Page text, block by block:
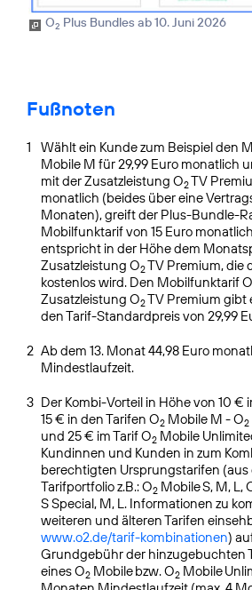
O2 Plus Bundles ab 10. Juni 2026
Fußnoten
1 Wählt ein Kunde zum Beispiel den
Mobile M für 29,99 Euro monatlich
mit der Zusatzleistung O2TV
monatlich (beides über eine
Monaten), greift der Plus-Bundle-
Mobilfunktarif von 15 Euro
entspricht in der Höhe dem
Zusatzleistung O2TV Premium, die
kostenlos wird. Den Mobilfunktarif O
Zusatzleistung O2TV Premium gibt
den Tarif-Standardpreis von 29,99
2 Ab dem 13. Monat 44,98 Euro
Mindestlaufzeit.
3 Der Kombi-Vorteil in Höhe von 10 €
15 € in den Tarifen O2 Mobile M - O2
und 25 € im Tarif O2 Mobile
Kundinnen und Kunden in zum
berechtigten Ursprungstarifen (aus
Tarifportfolio z.B.: O2 Mobile S, M, L,
S Special, M, L. Informationen zu
weiteren und älteren Tarifen
www.o2.de/tarif-kombinationen)
Grundgebühr der hinzugebuchten
eines O2 Mobile bzw. O2 Mobile